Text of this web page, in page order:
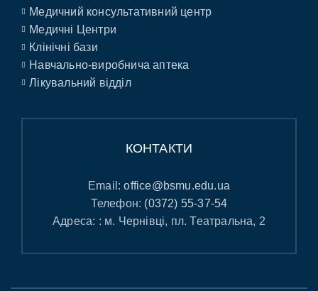
Медичний консультативний центр
Медичні Центри
Клінічні бази
Навчально-виробнича аптека
Лікувальний відділ
КОНТАКТИ
Email:office@bsmu.edu.ua
Телефон: (0372) 55-37-54
Адреса: : м. Чернівці, пл. Театральна, 2